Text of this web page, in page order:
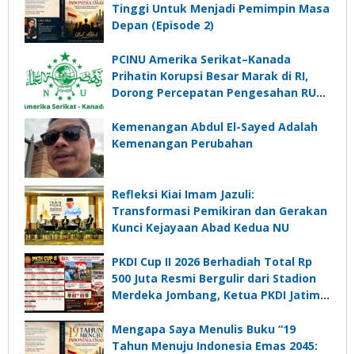
Tinggi Untuk Menjadi Pemimpin Masa
Depan (Episode 2)
PCINU Amerika Serikat–Kanada
Prihatin Korupsi Besar Marak di RI,
Dorong Percepatan Pengesahan RUU
Kemenangan Abdul El-Sayed Adalah
Kemenangan Perubahan
Refleksi Kiai Imam Jazuli:
Transformasi Pemikiran dan Gerakan
Kunci Kejayaan Abad Kedua NU
PKDI Cup II 2026 Berhadiah Total Rp
500 Juta Resmi Bergulir dari Stadion
Merdeka Jombang, Ketua PKDI Jatim:
Komunikasi Kades untuk Memajukan
Desa
Mengapa Saya Menulis Buku “19
Tahun Menuju Indonesia Emas 2045: